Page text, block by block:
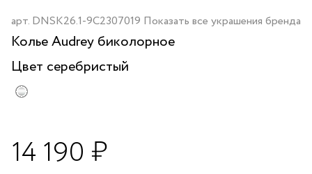
арт. DNSK26.1-9C2307019 Показать все украшения бренда
Колье Audrey биколорное
Цвет серебристый
14 190 ₽